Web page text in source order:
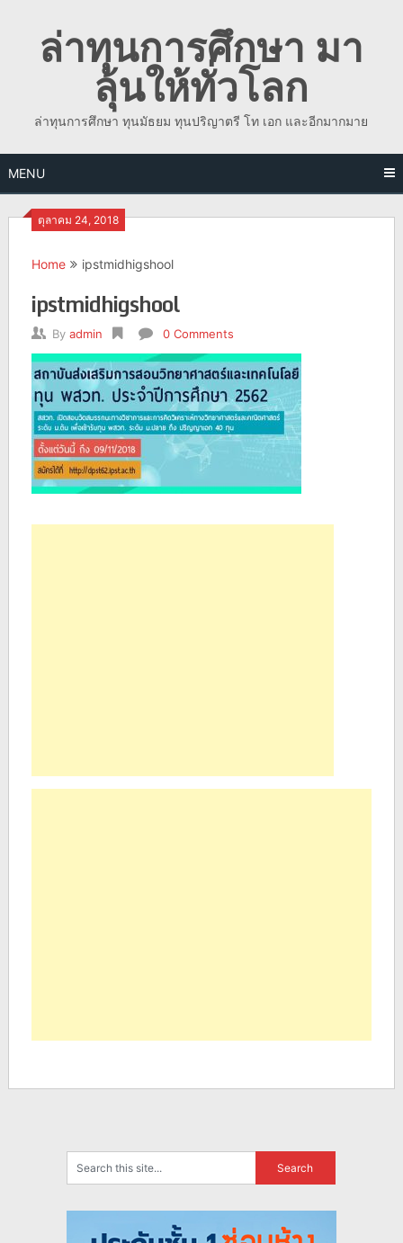
contentล่าทุนการศึกษา มา
ลุ้นให้ทั่วโลก
ล่าทุนการศึกษา ทุนมัธยม ทุนปริญาตรี โท เอก และอีกมากมาย
MENU
ตุลาคม 24, 2018
Home ipstmidhigshool
ipstmidhigshool
By admin 0 Comments